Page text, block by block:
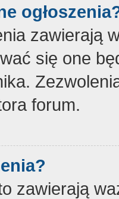
zawierają
się one
forum.
zawierają